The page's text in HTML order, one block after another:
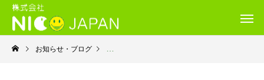
お知らせ・ブログ 就労継続支援Ｂ型・ニコプレイス